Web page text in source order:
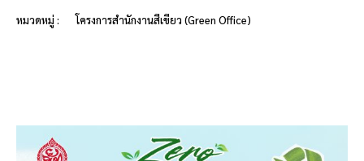
หมวดหมู่ : โครงการสำนักงานสีเขียว (Green Office)